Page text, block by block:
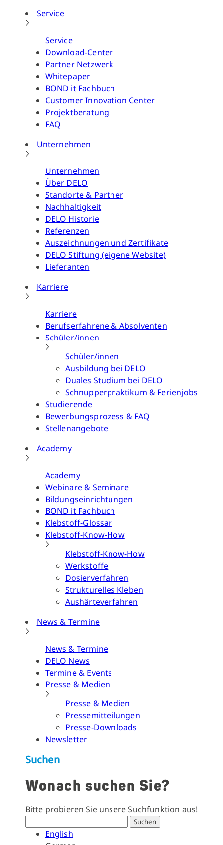
Service
Service
Download-Center
Partner Netzwerk
Whitepaper
BOND it Fachbuch
Customer Innovation Center
Projektberatung
FAQ
Unternehmen
Unternehmen
Über DELO
Standorte & Partner
Nachhaltigkeit
DELO Historie
Referenzen
Auszeichnungen und Zertifikate
DELO Stiftung (eigene Website)
Lieferanten
Karriere
Karriere
Berufserfahrene & Absolventen
Schüler/innen
Schüler/innen
Ausbildung bei DELO
Duales Studium bei DELO
Schnupperpraktikum & Ferienjobs
Studierende
Bewerbungsprozess & FAQ
Stellenangebote
Academy
Academy
Webinare & Seminare
Bildungseinrichtungen
BOND it Fachbuch
Klebstoff-Glossar
Klebstoff-Know-How
Klebstoff-Know-How
Werkstoffe
Dosierverfahren
Strukturelles Kleben
Aushärteverfahren
News & Termine
News & Termine
DELO News
Termine & Events
Presse & Medien
Presse & Medien
Pressemitteilungen
Presse-Downloads
Newsletter
Suchen
Wonach suchen Sie?
Bitte probieren Sie unsere Suchfunktion aus!
Suchen
English